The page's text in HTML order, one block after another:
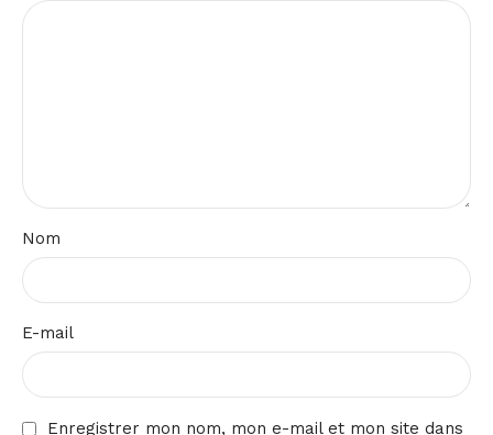
Nom
E-mail
Enregistrer mon nom, mon e-mail et mon site dans